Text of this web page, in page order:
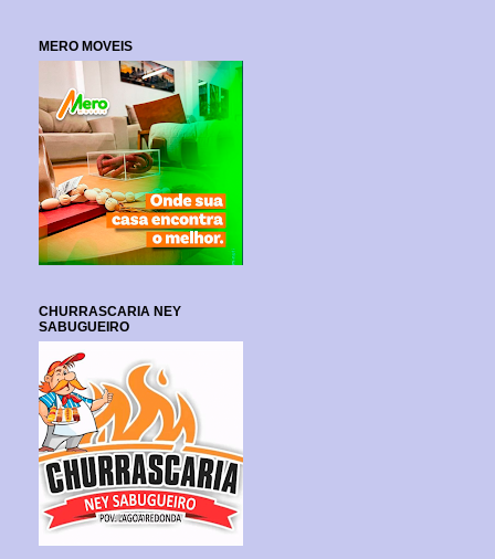
MERO MOVEIS
CHURRASCARIA NEY
SABUGUEIRO